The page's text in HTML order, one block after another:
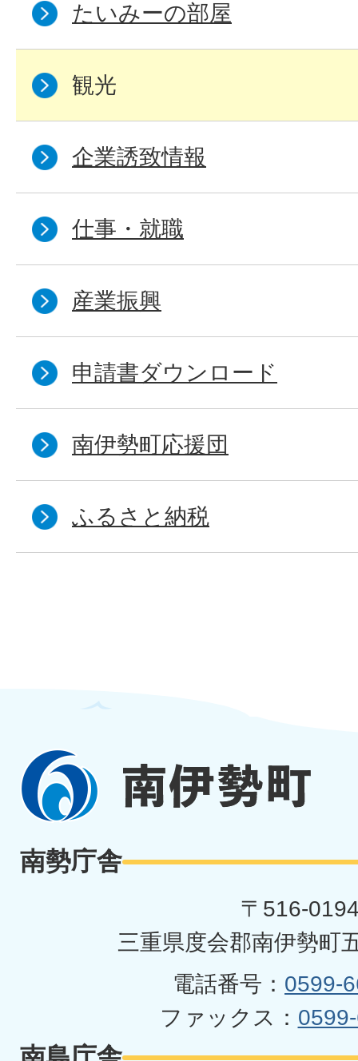
たいみーの部屋
観光
企業誘致情報
仕事・就職
産業振興
申請書ダウンロード
南伊勢町応援団
ふるさと納税
南勢庁舎
〒516-
三重県度会郡南伊勢町
電話番号： 0599-
ファックス：